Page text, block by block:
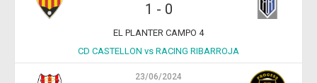
1 - 0
EL PLANTER CAMPO 4
CD CASTELLON vs RACING RIBARROJA
23/06/2024